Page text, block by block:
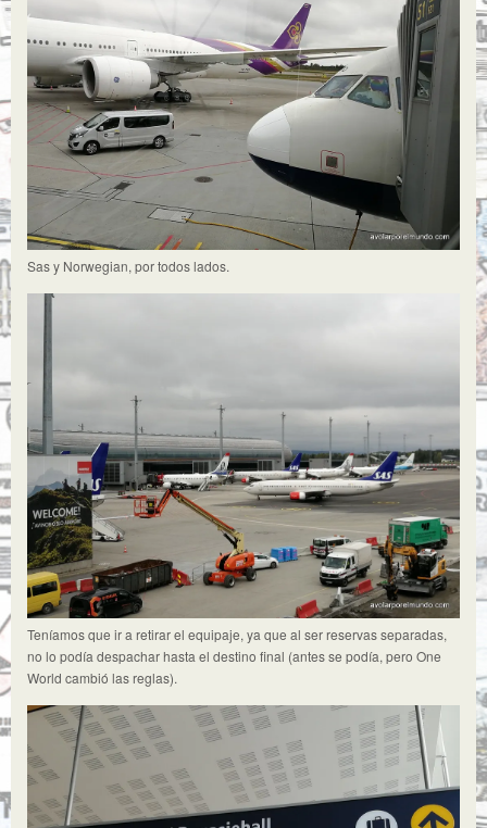
Sas y Norwegian, por todos lados.
Teníamos que ir a retirar el equipaje, ya que al ser reservas separadas,
no lo podía despachar hasta el destino final (antes se podía, pero One
World cambió las reglas).